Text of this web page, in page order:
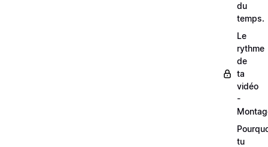
du
temps.
Le
rythme
de
ta
vidéo
-
tu